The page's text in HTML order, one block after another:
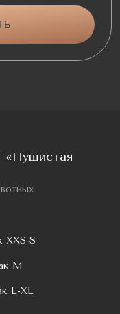
«Пушистая
XXS-S
M
L-XL